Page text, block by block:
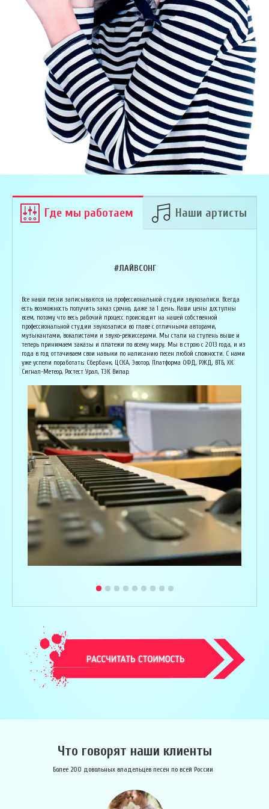
Где мы работаем Наши артисты
#ЛАЙВСОНГ
Все наши песни записываются на профессиональной студии звукозаписи. Всегда
есть возможность получить заказ срочно, даже за 1 день. Наши цены доступны
всем, потому что весь рабочий процесс происходит на нашей собственной
профессиональной студии звукозаписи во главе с отличными авторами,
музыкантами, вокалистами и звуко-режиссерами. Мы стали на ступень выше и
теперь принимаем заказы и платежи по всему миру. Мы в строю с 2013 года, и из
года в год оттачиваем свои навыки по написанию песен любой сложности. С нами
уже успели поработать: Сбербанк, ЦСКА, Эвотор, Платформа ОФД, РЖД, ВТБ, ХК
Сигнал-Метеор, Ростест Урал, ТЭК Вилар.
Армен Алавердян
Основатель организации "Лайвсонг". С детства занимается музыкой, пишет
аранжировки, делает сведение и мастеринг на профессиональном уровне.
Может сделать коммерческий звук даже по записи с диктофона :) Состоит в
дуэте "Ag Jan", и выступает на концертах по всей России. Снимает клипы
вместе со своими музыкантами, и они собирают более 1 млн. просмотров на
ютубе! В основном пишет песни о любви, семье и ценностях жизни. Армен
сделает из вашей истории настоящую конфетку, обращайтесь!
Исполнитель, звукорежиссёр
Что говорят наши клиенты
Более 200 довольных владельцев песен по всей России